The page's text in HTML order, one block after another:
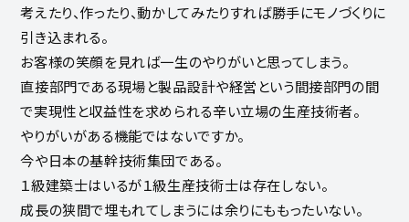
考えたり、作ったり、動かしてみたりすれば勝手にモノづくりに
引き込まれる。
お客様の笑顔を見れば一生のやりがいと思ってしまう。
直接部門である現場と製品設計や経営という間接部門の間
で実現性と収益性を求められる辛い立場の生産技術者。
やりがいがある機能ではないですか。
今や日本の基幹技術集団である。
１級建築士はいるが１級生産技術士は存在しない。
成長の狭間で埋もれてしまうには余りにももったいない。